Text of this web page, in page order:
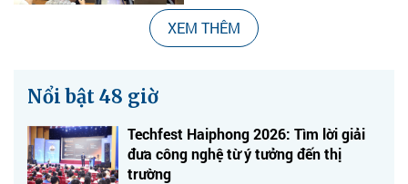
XEM THÊM
Nổi bật 48 giờ
Techfest Haiphong 2026: Tìm lời giải
đưa công nghệ từ ý tưởng đến thị
trường